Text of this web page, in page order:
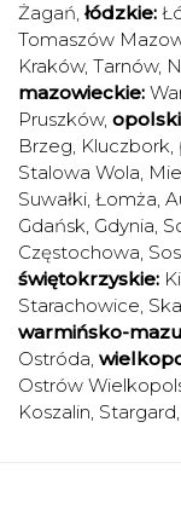
Żagań, łódzkie:
Tomaszów
Kraków, Tarnów,
mazowieckie:
Pruszków,
Brzeg, Kluczbork,
Stalowa Wola,
Suwałki, Łomża,
Gdańsk, Gdynia,
Częstochowa,
świętokrzyskie:
Starachowice,
warmińsko-
Ostróda,
Ostrów
Koszalin, Stargard,